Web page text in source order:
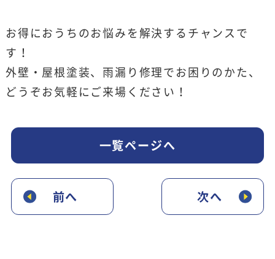
お得におうちのお悩みを解決するチャンスで
す！
外壁・屋根塗装、雨漏り修理でお困りのかた、
どうぞお気軽にご来場ください！
前へ
一覧ページへ
次へ